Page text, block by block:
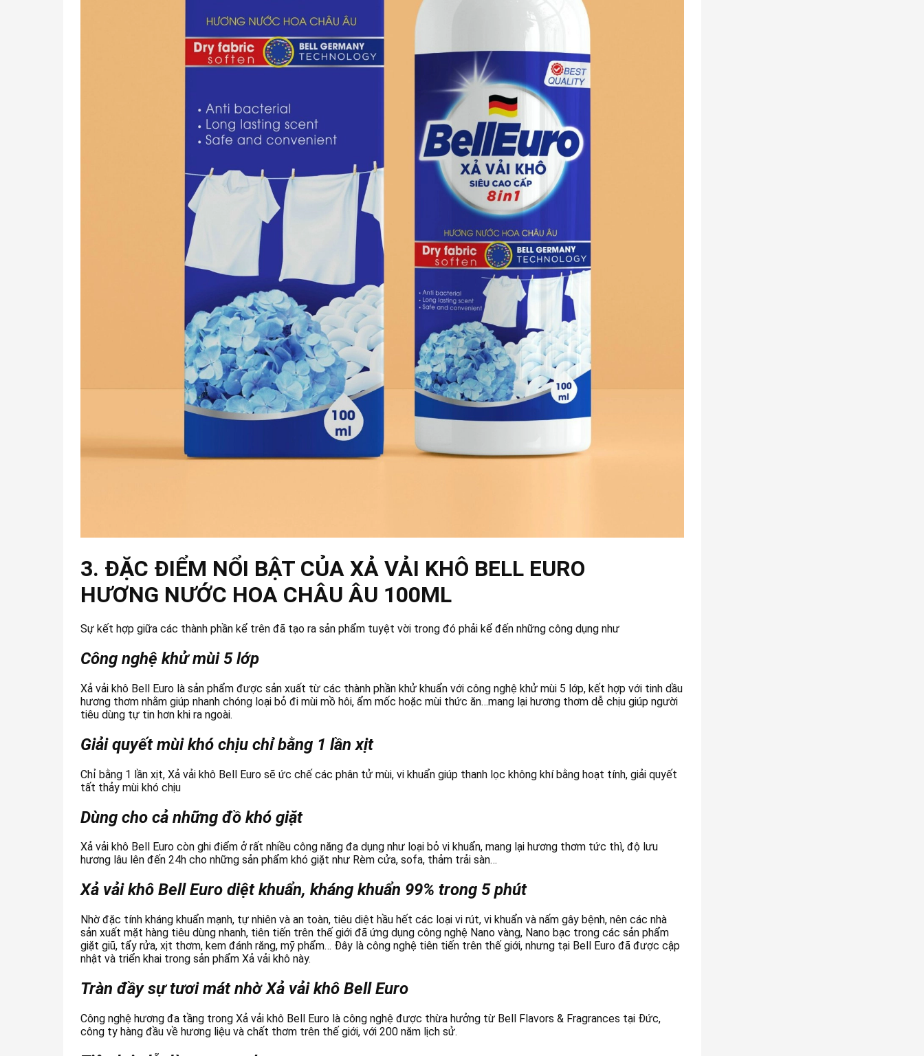
3. ĐẶC ĐIỂM NỔI BẬT CỦA XẢ VẢI KHÔ BELL EURO
HƯƠNG NƯỚC HOA CHÂU ÂU 100ML
Sự kết hợp giữa các thành phần kể trên đã tạo ra sản phẩm tuyệt vời trong đó phải kể đến những công dụng như
Công nghệ khử mùi 5 lớp
Xả vải khô Bell Euro là sản phẩm được sản xuất từ các thành phần khử khuẩn với công nghệ khử mùi 5 lớp, kết hợp với tinh dầu
hương thơm nhằm giúp nhanh chóng loại bỏ đi mùi mồ hôi, ẩm mốc hoặc mùi thức ăn…mang lại hương thơm dễ chịu giúp người
tiêu dùng tự tin hơn khi ra ngoài.
Giải quyết mùi khó chịu chỉ bằng 1 lần xịt
Chỉ bằng 1 lần xịt, Xả vải khô Bell Euro sẽ ức chế các phân tử mùi, vi khuẩn giúp thanh lọc không khí bằng hoạt tính, giải quyết
tất thảy mùi khó chịu
Dùng cho cả những đồ khó giặt
Xả vải khô Bell Euro còn ghi điểm ở rất nhiều công năng đa dụng như loại bỏ vi khuẩn, mang lại hương thơm tức thì, độ lưu
hương lâu lên đến 24h cho những sản phẩm khó giặt như Rèm cửa, sofa, thảm trải sàn…
Xả vải khô Bell Euro diệt khuẩn, kháng khuẩn 99% trong 5 phút
Nhờ đặc tính kháng khuẩn mạnh, tự nhiên và an toàn, tiêu diệt hầu hết các loại vi rút, vi khuẩn và nấm gây bệnh, nên các nhà
sản xuất mặt hàng tiêu dùng nhanh, tiên tiến trên thế giới đã ứng dụng công nghệ Nano vàng, Nano bạc trong các sản phẩm
giặt giũ, tẩy rửa, xịt thơm, kem đánh răng, mỹ phẩm… Đây là công nghệ tiên tiến trên thế giới, nhưng tại Bell Euro đã được cập
nhật và triển khai trong sản phẩm Xả vải khô này.
Tràn đầy sự tươi mát nhờ Xả vải khô Bell Euro
Công nghệ hương đa tầng trong Xả vải khô Bell Euro là công nghệ được thừa hưởng từ Bell Flavors & Fragrances tại Đức,
công ty hàng đầu về hương liệu và chất thơm trên thế giới, với 200 năm lịch sử.